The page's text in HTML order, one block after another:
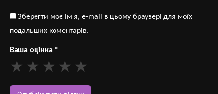
Зберегти моє ім'я, e-mail в цьому браузері для моїх
подальших коментарів.
Ваша оцінка *